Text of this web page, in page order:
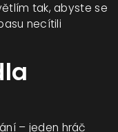
tak, abyste se
necítili
– jeden hráč